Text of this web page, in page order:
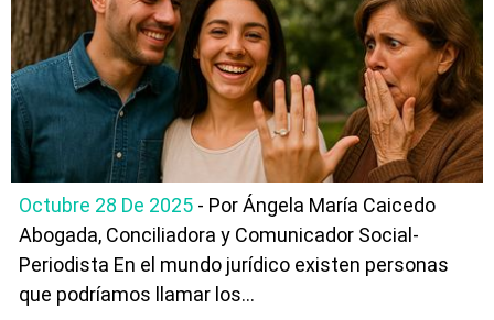
Octubre 28 De 2025 - Por Ángela María Caicedo
Abogada, Conciliadora y Comunicador Social-
Periodista En el mundo jurídico existen personas
que podríamos llamar los...